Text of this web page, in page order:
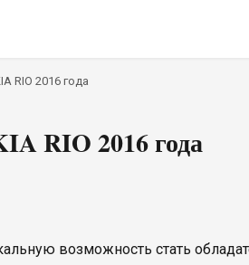
RIO 2016 года
RIO 2016 года
возможность стать